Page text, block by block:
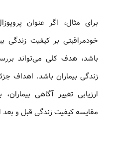
برای مثال، اگر عنوان
خودمراقبتی بر کیفیت زندگی
باشد، هدف کلی می‌تواند
زندگی بیماران باشد. اهداف
ارزیابی تغییر آگاهی
مقایسه کیفیت زندگی قبل و بعد